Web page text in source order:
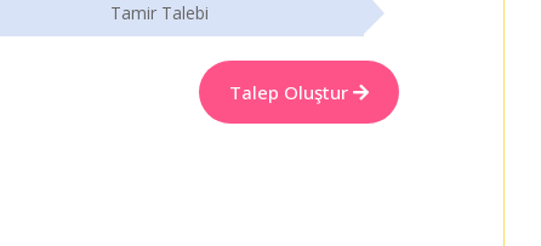
Tamir Talebi
Talep Oluştur